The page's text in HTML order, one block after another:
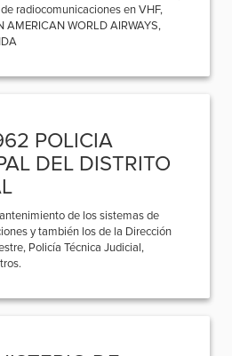
radiocomunicaciones en VHF,
AMERICAN WORLD AIRWAYS,
POLICIA
DEL DISTRITO
de los sistemas de
y también los de la Dirección
Policía Técnica Judicial,